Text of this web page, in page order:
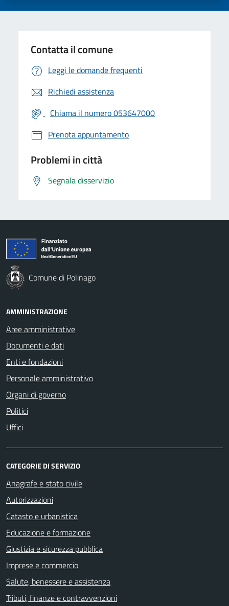
Contatta il comune
Leggi le domande frequenti
Richiedi assistenza
Chiama il numero 053647000
Prenota appuntamento
Problemi in città
Segnala disservizio
Comune di Polinago
AMMINISTRAZIONE
Aree amministrative
Documenti e dati
Enti e fondazioni
Personale amministrativo
Organi di governo
Politici
Uffici
CATEGORIE DI SERVIZIO
Anagrafe e stato civile
Autorizzazioni
Catasto e urbanistica
Educazione e formazione
Giustizia e sicurezza pubblica
Imprese e commercio
Salute, benessere e assistenza
Tributi, finanze e contravvenzioni